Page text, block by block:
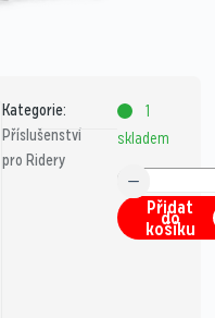
Kategorie:
Příslušenství
pro Ridery
1
skladem
Přidat
do
košíku